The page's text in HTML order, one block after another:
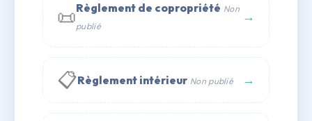
📜Règlement de copropriété Non
publié
→
📋Règlement intérieur Non publié →